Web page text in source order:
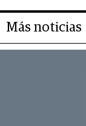
Más noticias